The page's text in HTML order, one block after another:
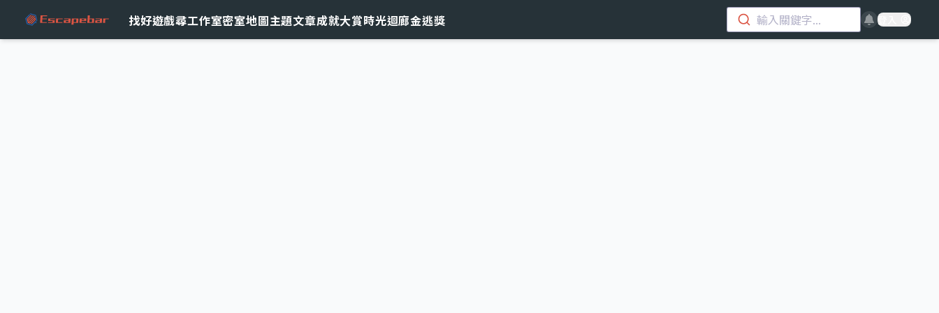
找好遊戲尋工作室密室地圖主題文章成就大賞時光迴廊金逃獎 輸入關鍵字... 登入